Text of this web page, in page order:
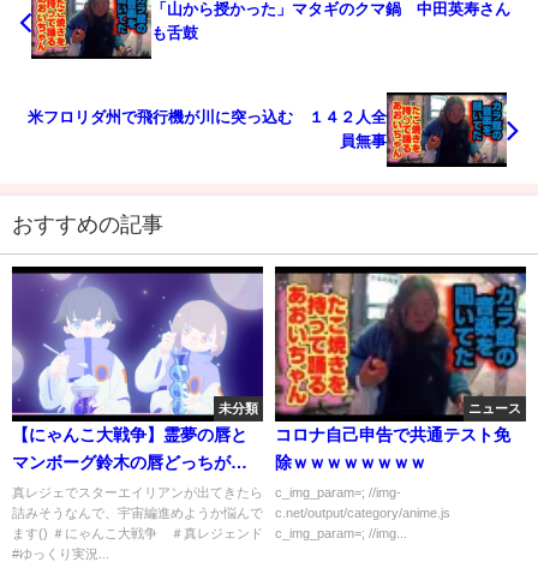
「山から授かった」マタギのクマ鍋 中田英寿さん
も舌鼓
米フロリダ州で飛行機が川に突っ込む １４２人全
員無事
おすすめの記事
未分類
【にゃんこ大戦争】霊夢の唇と
マンボーグ鈴木の唇どっちが潤
ってる！？【ゆっくり実況】part
９
真レジェでスターエイリアンが出てきたら
詰みそうなんで、宇宙編進めようか悩んで
ます() ＃にゃんこ大戦争 ＃真レジェンド
#ゆっくり実況...
ニュース
コロナ自己申告で共通テスト免
除ｗｗｗｗｗｗｗｗ
c_img_param=; //img-
c.net/output/category/anime.js
c_img_param=; //img...